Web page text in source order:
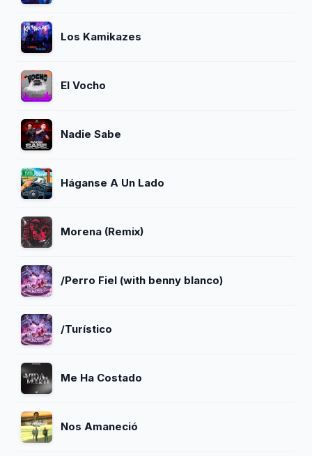
Los Kamikazes
El Vocho
Nadie Sabe
Háganse A Un Lado
Morena (Remix)
/Perro Fiel (with benny blanco)
/Turístico
Me Ha Costado
Nos Amaneció